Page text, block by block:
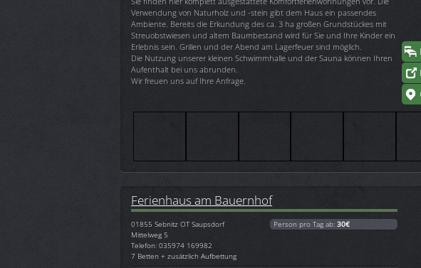
Verwendung von Naturholz und -stein gibt dem Haus ein passendes
Ambiente. Bereits die Erkundung des ca. 3 ha großen Grundstückes mit
Streuobstwiesen und altem Baumbestand wird für Sie und Ihre Kinder ein
Erlebnis sein. Grillen und der Abend am Lagerfeuer sind möglich.
Die Nutzung unserer kleinen Schwimmhalle und der Sauna können Ihren
Aufenthalt bei uns abrunden.
Wir freuen uns auf Ihre Anfrage.
Ferienhaus am Bauernhof
01855 Sebnitz OT Saupsdorf
Mittelweg 5
Telefon: 035974 169982
7 Betten + zusätzlich Aufbettung
Person pro Tag ab: 30€